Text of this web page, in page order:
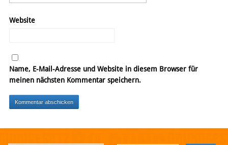
Website
Name, E-Mail-Adresse und Website in diesem Browser für
meinen nächsten Kommentar speichern.